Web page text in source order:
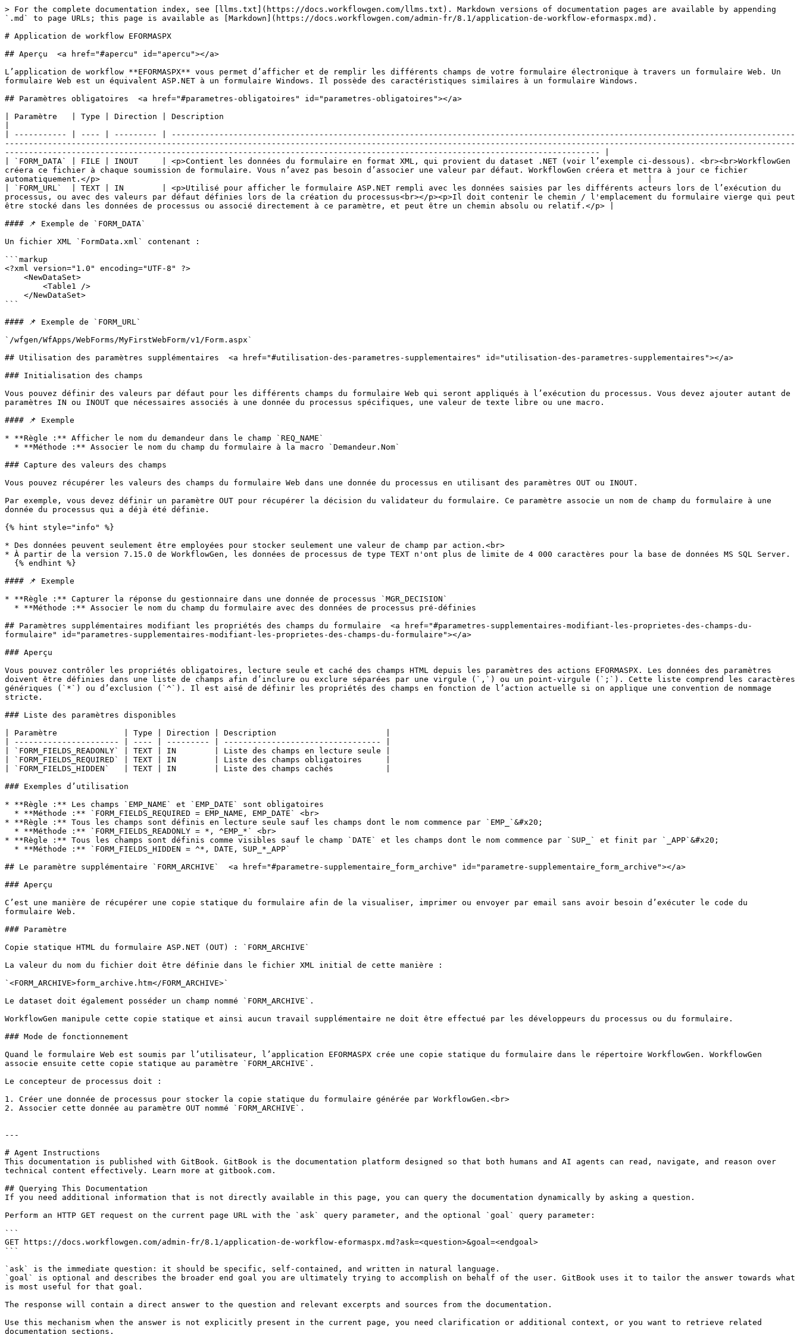
> For the complete documentation index, see [llms.txt](https://docs.workflowgen.com/llms.txt). Markdown versions of documentation pages are available by appending
`.md` to page URLs; this page is available as [Markdown](https://docs.workflowgen.com/admin-fr/8.1/application-de-workflow-eformaspx.md).
# Application de workflow EFORMASPX
## Aperçu  <a href="#apercu" id="apercu"></a>
L’application de workflow **EFORMASPX** vous permet d’afficher et de remplir les différents champs de votre formulaire électronique à travers un formulaire Web. Un
formulaire Web est un équivalent ASP.NET à un formulaire Windows. Il possède des caractéristiques similaires à un formulaire Windows.
## Paramètres obligatoires  <a href="#parametres-obligatoires" id="parametres-obligatoires"></a>
| Paramètre   | Type | Direction | Description
| ----------- | ---- | --------- | -----------------------------------------------------------------------------------------------------------------------------------
----------------------------------------------------------------------------------------------------------------------------------------------------------------------
----------------------------------------------------------------------------------------------------------------------------- |
| `FORM_DATA` | FILE | INOUT     | <p>Contient les données du formulaire en format XML, qui provient du dataset .NET (voir l’exemple ci-dessous). <br><br>WorkflowGen
créera ce fichier à chaque soumission de formulaire. Vous n’avez pas besoin d’associer une valeur par défaut. WorkflowGen créera et mettra à jour ce fichier
automatiquement.</p>                                                                                                                   |
| `FORM_URL`  | TEXT | IN        | <p>Utilisé pour afficher le formulaire ASP.NET rempli avec les données saisies par les différents acteurs lors de l’exécution du
processus, ou avec des valeurs par défaut définies lors de la création du processus<br></p><p>Il doit contenir le chemin / l'emplacement du formulaire vierge qui peut
être stocké dans les données de processus ou associé directement à ce paramètre, et peut être un chemin absolu ou relatif.</p> |
#### 📌 Exemple de `FORM_DATA`
Un fichier XML `FormData.xml` contenant :
```markup
<?xml version="1.0" encoding="UTF-8" ?>
```
#### 📌 Exemple de `FORM_URL`
`/wfgen/WfApps/WebForms/MyFirstWebForm/v1/Form.aspx`
## Utilisation des paramètres supplémentaires  <a href="#utilisation-des-parametres-supplementaires" id="utilisation-des-parametres-supplementaires"></a>
### Initialisation des champs
Vous pouvez définir des valeurs par défaut pour les différents champs du formulaire Web qui seront appliqués à l’exécution du processus. Vous devez ajouter autant de
paramètres IN ou INOUT que nécessaires associés à une donnée du processus spécifiques, une valeur de texte libre ou une macro.
#### 📌 Exemple
* **Règle :** Afficher le nom du demandeur dans le champ `REQ_NAME`
### Capture des valeurs des champs
Vous pouvez récupérer les valeurs des champs du formulaire Web dans une donnée du processus en utilisant des paramètres OUT ou INOUT.
Par exemple, vous devez définir un paramètre OUT pour récupérer la décision du validateur du formulaire. Ce paramètre associe un nom de champ du formulaire à une
donnée du processus qui a déjà été définie.
{% hint style="info" %}
* Des données peuvent seulement être employées pour stocker seulement une valeur de champ par action.<br>
* À partir de la version 7.15.0 de WorkflowGen, les données de processus de type TEXT n'ont plus de limite de 4 000 caractères pour la base de données MS SQL Server.
#### 📌 Exemple
* **Règle :** Capturer la réponse du gestionnaire dans une donnée de processus `MGR_DECISION`
## Paramètres supplémentaires modifiant les propriétés des champs du formulaire  <a href="#parametres-supplementaires-modifiant-les-proprietes-des-champs-du-
formulaire" id="parametres-supplementaires-modifiant-les-proprietes-des-champs-du-formulaire"></a>
### Aperçu
Vous pouvez contrôler les propriétés obligatoires, lecture seule et caché des champs HTML depuis les paramètres des actions EFORMASPX. Les données des paramètres
doivent être définies dans une liste de champs afin d’inclure ou exclure séparées par une virgule (`,`) ou un point-virgule (`;`). Cette liste comprend les caractères
génériques (`*`) ou d’exclusion (`^`). Il est aisé de définir les propriétés des champs en fonction de l’action actuelle si on applique une convention de nommage
stricte.
### Liste des paramètres disponibles
| Paramètre              | Type | Direction | Description                       |
| ---------------------- | ---- | --------- | --------------------------------- |
| `FORM_FIELDS_READONLY` | TEXT | IN        | Liste des champs en lecture seule |
| `FORM_FIELDS_REQUIRED` | TEXT | IN        | Liste des champs obligatoires     |
| `FORM_FIELDS_HIDDEN`   | TEXT | IN        | Liste des champs cachés           |
### Exemples d’utilisation
* **Règle :** Les champs `EMP_NAME` et `EMP_DATE` sont obligatoires
* **Règle :** Tous les champs sont définis en lecture seule sauf les champs dont le nom commence par `EMP_`&#x20;
* **Règle :** Tous les champs sont définis comme visibles sauf le champ `DATE` et les champs dont le nom commence par `SUP_` et finit par `_APP`&#x20;
## Le paramètre supplémentaire `FORM_ARCHIVE`  <a href="#parametre-supplementaire_form_archive" id="parametre-supplementaire_form_archive"></a>
### Aperçu
C’est une manière de récupérer une copie statique du formulaire afin de la visualiser, imprimer ou envoyer par email sans avoir besoin d’exécuter le code du
formulaire Web.
### Paramètre
Copie statique HTML du formulaire ASP.NET (OUT) : `FORM_ARCHIVE`
La valeur du nom du fichier doit être définie dans le fichier XML initial de cette manière :
`<FORM_ARCHIVE>form_archive.htm</FORM_ARCHIVE>`
Le dataset doit également posséder un champ nommé `FORM_ARCHIVE`.
WorkflowGen manipule cette copie statique et ainsi aucun travail supplémentaire ne doit être effectué par les développeurs du processus ou du formulaire.
### Mode de fonctionnement
Quand le formulaire Web est soumis par l’utilisateur, l’application EFORMASPX crée une copie statique du formulaire dans le répertoire WorkflowGen. WorkflowGen
associe ensuite cette copie statique au paramètre `FORM_ARCHIVE`.
Le concepteur de processus doit :
1. Créer une donnée de processus pour stocker la copie statique du formulaire générée par WorkflowGen.<br>
2. Associer cette donnée au paramètre OUT nommé `FORM_ARCHIVE`.
---
# Agent Instructions
This documentation is published with GitBook. GitBook is the documentation platform designed so that both humans and AI agents can read, navigate, and reason over
technical content effectively. Learn more at gitbook.com.
## Querying This Documentation
If you need additional information that is not directly available in this page, you can query the documentation dynamically by asking a question.
Perform an HTTP GET request on the current page URL with the `ask` query parameter, and the optional `goal` query parameter:
```
GET https://docs.workflowgen.com/admin-fr/8.1/application-de-workflow-eformaspx.md?ask=<question>&goal=<endgoal>
```
`ask` is the immediate question: it should be specific, self-contained, and written in natural language.
`goal` is optional and describes the broader end goal you are ultimately trying to accomplish on behalf of the user. GitBook uses it to tailor the answer towards what
is most useful for that goal.
The response will contain a direct answer to the question and relevant excerpts and sources from the documentation.
Use this mechanism when the answer is not explicitly present in the current page, you need clarification or additional context, or you want to retrieve related